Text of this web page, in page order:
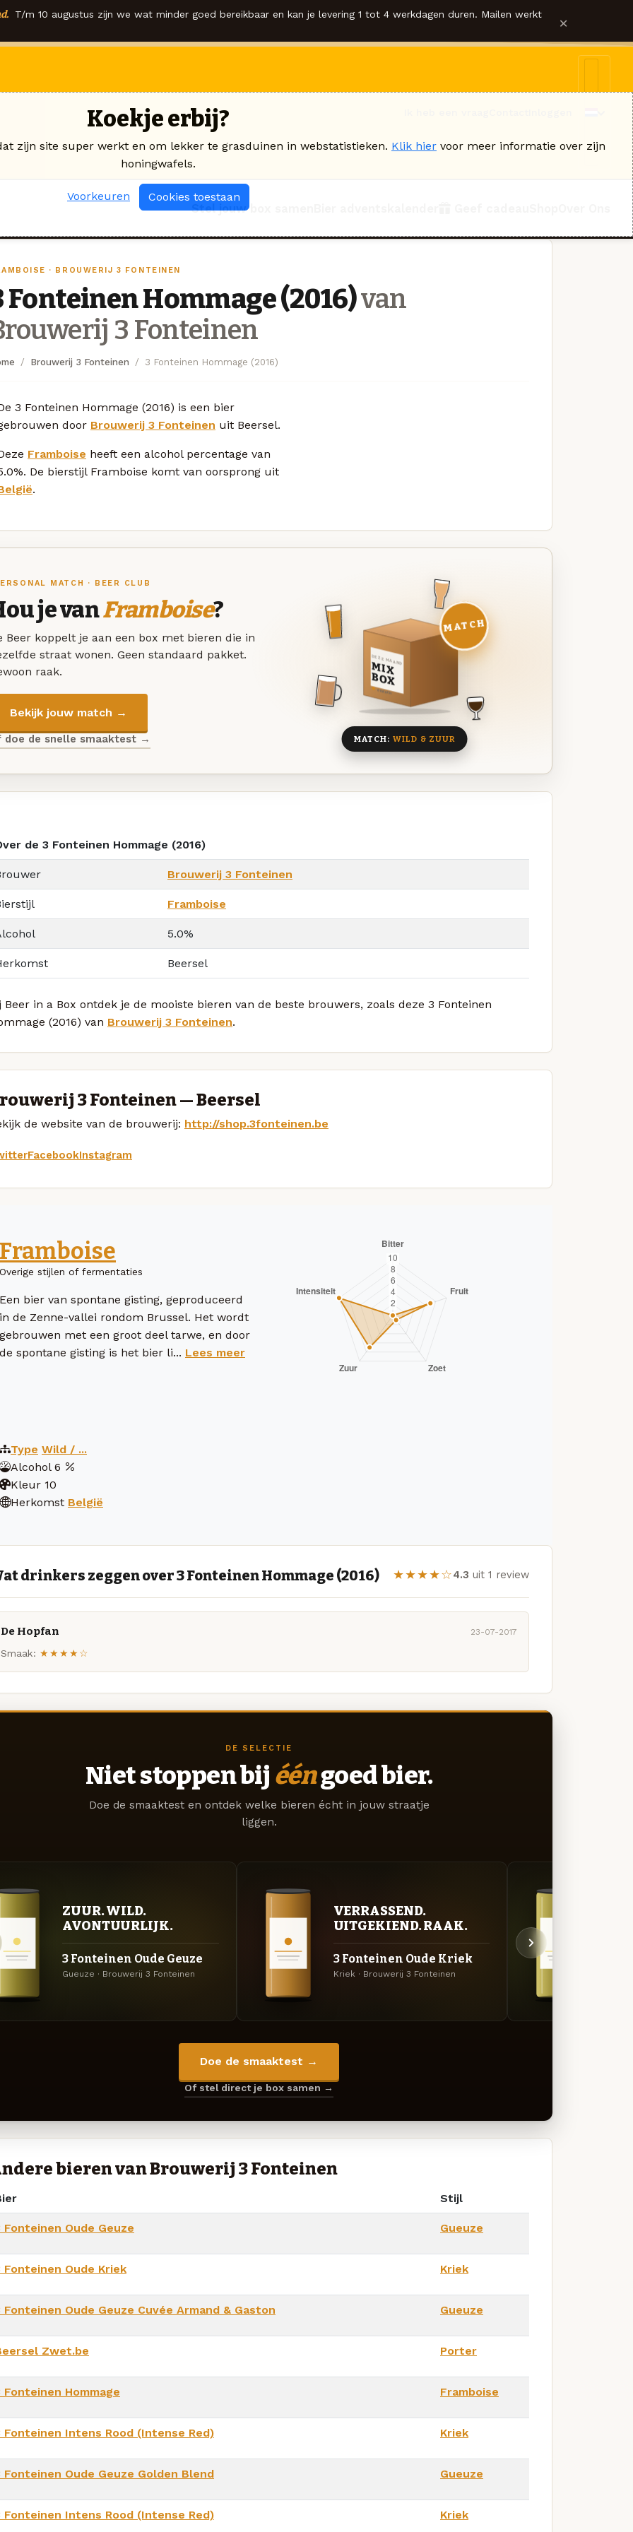
T/m 10 augustus zijn we wat minder goed bereikbaar en kan je levering 1 tot 4 werkdagen duren. Mailen werkt ×
Stel jouw box samen
· BROUWERIJ 3 FONTEINEN
Fonteinen Hommage (2016)van
3 Fonteinen
Brouwerij 3 Fonteinen 3 Fonteinen Hommage (2016)
3 Fonteinen Hommage (2016) is een bier
door Brouwerij 3 Fonteinen uit Beersel.
Framboise heeft een alcohol percentage van
De bierstijl Framboise komt van oorsprong uit
.
MATCH · BEER CLUB
je vanFramboise?
Beer koppelt je aan een box met bieren die in
straat wonen. Geen standaard pakket.
raak.
Bekijk jouw match →
doe de snelle smaaktest →
DEZE MAAND
MIX
BOX
8 BIEREN
MATCH
MATCH: WILD & ZUUR
de 3 Fonteinen Hommage (2016)
Brouwerij 3 Fonteinen
Framboise
5.0%
Beersel
Beer in a Box ontdek je de mooiste bieren van de beste brouwers, zoals deze 3 Fonteinen
(2016) van Brouwerij 3 Fonteinen.
3 Fonteinen — Beersel
de website van de brouwerij: http://shop.3fonteinen.be
FacebookInstagram
Framboise
Overige stijlen of fermentaties
Een bier van spontane gisting, geproduceerd
in de Zenne-vallei rondom Brussel. Het wordt
gebrouwen met een groot deel tarwe, en door
de spontane gisting is het bier li... Lees meer
Type Wild / ...
Alcohol 6
Kleur 10
Herkomst België
drinkers zeggen over 3 Fonteinen Hommage (2016) ★★★★☆4.3 uit 1 review
De Hopfan 23-07-2017
Smaak: ★★★★☆
DE SELECTIE
Niet stoppen bij ééngoed bier.
Doe de smaaktest en ontdek welke bieren écht in jouw straatje
liggen.
ZUUR. WILD.
AVONTUURLIJK.
3 Fonteinen Oude Geuze
Gueuze · Brouwerij 3 Fonteinen
VERRASSEND.
UITGEKIEND. RAAK.
3 Fonteinen Oude Kriek
Kriek · Brouwerij 3 Fonteinen
Doe de smaaktest →
Of stel direct je box samen →
bieren van Brouwerij 3 Fonteinen
Stijl
Fonteinen Oude Geuze Gueuze
Fonteinen Oude Kriek Kriek
Fonteinen Oude Geuze Cuvée Armand & Gaston Gueuze
Zwet.be Porter
Fonteinen Hommage Framboise
Fonteinen Intens Rood (Intense Red) Kriek
Fonteinen Oude Geuze Golden Blend Gueuze
Fonteinen Intens Rood (Intense Red) Kriek
Koekje erbij?
zijn site super werkt en om lekker te grasduinen in webstatistieken. Klik hier voor meer informatie over zijn
honingwafels.
Voorkeuren Cookies toestaan